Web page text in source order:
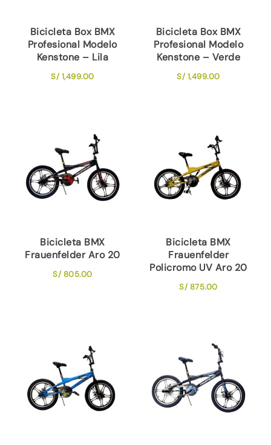
Bicicleta Box BMX
Profesional Modelo
Kenstone – Lila
S/1,499.00
Bicicleta Box BMX
Profesional Modelo
Kenstone – Verde
S/1,499.00
Bicicleta BMX
Frauenfelder Aro 20
S/805.00
Bicicleta BMX
Frauenfelder
Policromo UV Aro 20
S/875.00